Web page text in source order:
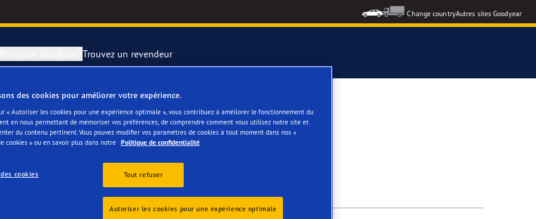
Change countryAutres sites Goodyear
Pourquoi Goodyear?
F1 SuperSport
Performance 2
Trouvez un revendeur
DIRK BVBA
des cookies pour améliorer votre expérience.
« Autoriser les cookies pour une expérience optimale », vous contribuez à améliorer le fonctionnement du
en nous permettant de mémoriser vos préférences, de comprendre comment vous utilisez notre site et
du contenu pertinent. Vous pouvez modifier vos paramètres de cookies à tout moment dans nos «
cookies » ou en savoir plus dans notre Politique de confidentialité
cookies Tout refuser
Autoriser les cookies pour une expérience optimale